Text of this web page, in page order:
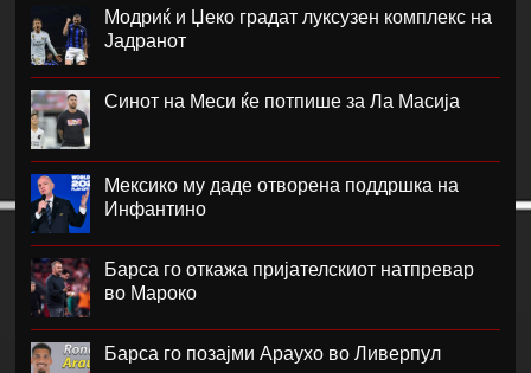
Модриќ и Џеко градат луксузен комплекс на
Јадранот
Синот на Меси ќе потпише за Ла Масија
Мексико му даде отворена поддршка на
Инфантино
Барса го откажа пријателскиот натпревар
во Мароко
Барса го позајми Араухо во Ливерпул